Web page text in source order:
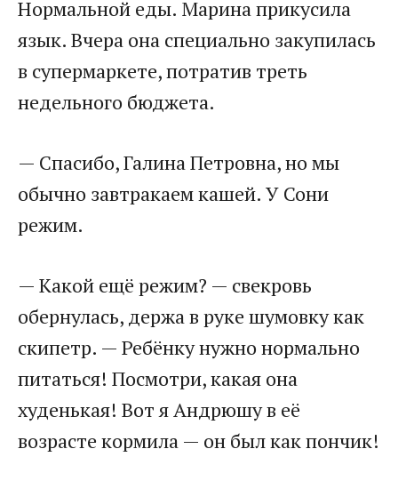
Нормальной еды. Марина прикусила
язык. Вчера она специально закупилась
в супермаркете, потратив треть
недельного бюджета.
— Спасибо, Галина Петровна, но мы
обычно завтракаем кашей. У Сони
режим.
— Какой ещё режим? — свекровь
обернулась, держа в руке шумовку как
скипетр. — Ребёнку нужно нормально
питаться! Посмотри, какая она
худенькая! Вот я Андрюшу в её
возрасте кормила — он был как пончик!